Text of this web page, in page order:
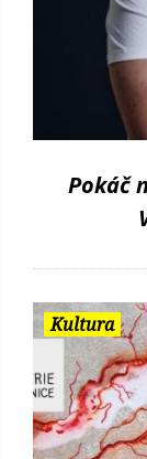
Pokáč
Kultura